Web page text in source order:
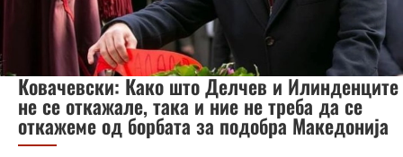
Ковачевски: Како што Делчев и Илинденците
не се откажале, така и ние не треба да се
откажеме од борбата за подобра Македонија